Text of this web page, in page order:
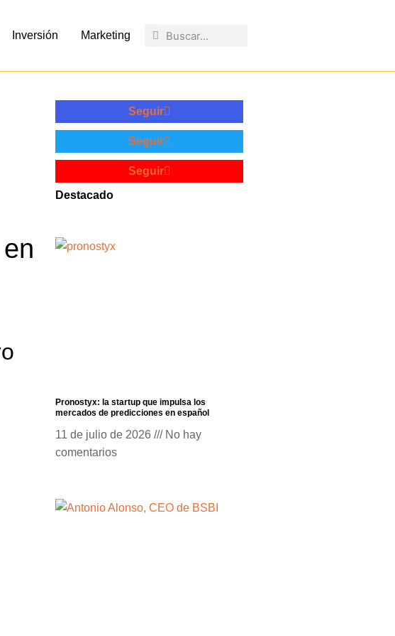
Inversión Marketing
Seguir
Seguir
Seguir
Destacado
Pronostyx: la startup que impulsa los
mercados de predicciones en español
11 de julio de 2026
No hay
comentarios